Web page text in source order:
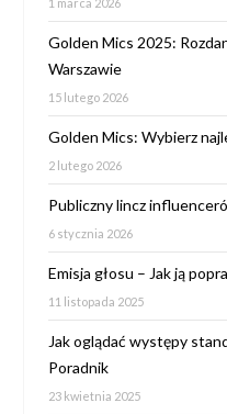
Golden Mics 2025:
Warszawie
15 lutego 2026
Golden Mics: Wybierz
2 lutego 2026
Publiczny lincz
6 stycznia 2026
Emisja głosu – Jak ją
11 listopada 2025
Jak oglądać występy
Poradnik
23 kwietnia 2025